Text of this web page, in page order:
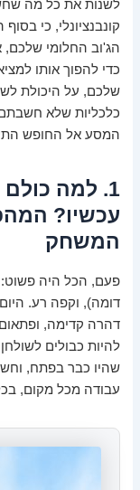
לשנות את כל מה
קונבנציונלי, כי
הג'וב החלומי שלכם,
כדי להפוך אותו
שלכם, על היכולת
כלכליות שלא
המסע אל החופש
1. למה
עכשיו?
המשחק
דומה), וקפה רע.
דהרה קדימה,
להיות כבולים
שהיו כבר בפתח,
עבודה מכל מקום,